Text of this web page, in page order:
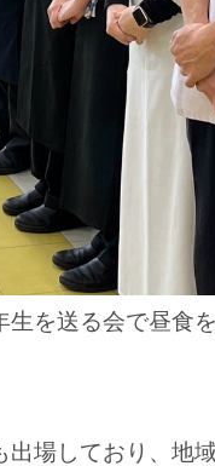
を送る会で昼食
場しており、地